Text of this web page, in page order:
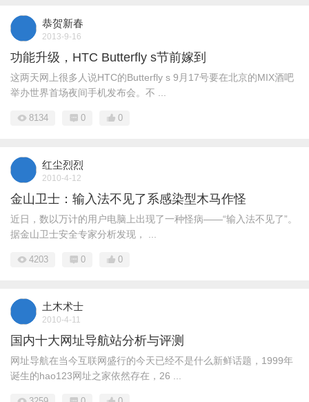
恭贺新春
2013-9-16
功能升级，HTC Butterfly s节前嫁到
这两天网上很多人说HTC的Butterfly s 9月17号要在北京的MIX酒吧
举办世界首场夜间手机发布会。不 ...
8134 0 0
红尘烈烈
2010-4-12
金山卫士：输入法不见了系感染型木马作怪
近日，数以万计的用户电脑上出现了一种怪病——“输入法不见了”。
据金山卫士安全专家分析发现， ...
4203 0 0
土木术士
2010-4-11
国内十大网址导航站分析与评测
网址导航在当今互联网盛行的今天已经不是什么新鲜话题，1999年
诞生的hao123网址之家依然存在，26 ...